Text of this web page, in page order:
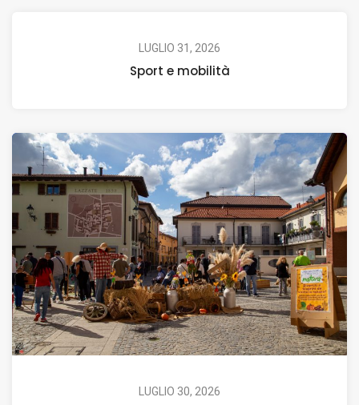
LUGLIO 31, 2026
Sport e mobilità
LUGLIO 30, 2026